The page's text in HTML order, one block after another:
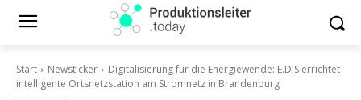
Start Newsticker
Digitalisierung für die Energiewende: E.DIS errichtet
intelligente Ortsnetzstation am Stromnetz in Brandenburg